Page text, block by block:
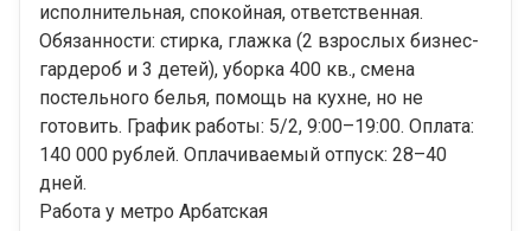
исполнительная, спокойная, ответственная.
Обязанности: стирка, глажка (2 взрослых бизнес-
гардероб и 3 детей), уборка 400 кв., смена
постельного белья, помощь на кухне, но не
готовить. График работы: 5/2, 9:00–19:00. Оплата:
140 000 рублей. Оплачиваемый отпуск: 28–40
дней.
Работа у метро Арбатская